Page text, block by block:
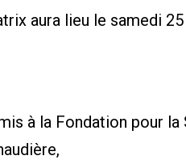
aura lieu le samedi
à la Fondation pour